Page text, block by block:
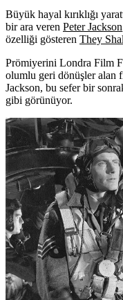
Büyük hayal kırıklığı
bir ara veren Peter Jackson
özelliği gösteren They
Prömiyerini Londra Film
olumlu geri dönüşler alan
Jackson, bu sefer bir
gibi görünüyor.